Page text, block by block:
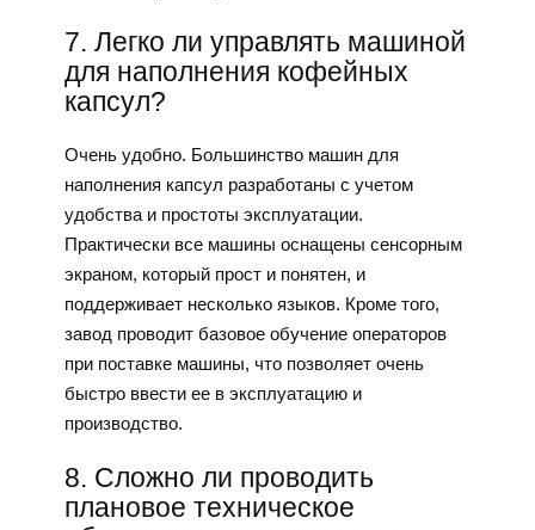
7. Легко ли управлять машиной
для наполнения кофейных
капсул?
Очень удобно. Большинство машин для
наполнения капсул разработаны с учетом
удобства и простоты эксплуатации.
Практически все машины оснащены сенсорным
экраном, который прост и понятен, и
поддерживает несколько языков. Кроме того,
завод проводит базовое обучение операторов
при поставке машины, что позволяет очень
быстро ввести ее в эксплуатацию и
производство.
8. Сложно ли проводить
плановое техническое